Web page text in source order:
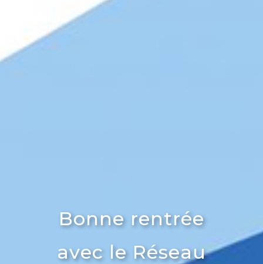
Bonne rentrée
avec le Réseau